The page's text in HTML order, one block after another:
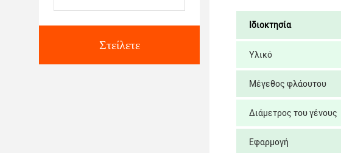
Στείλετε
Ιδιοκτησία
Υλικό
Μέγεθος φλάουτου
Διάμετρος του γένους
Εφαρμογή